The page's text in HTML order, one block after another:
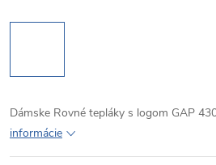
Dámske Rovné tepláky s logom GAP
informácie